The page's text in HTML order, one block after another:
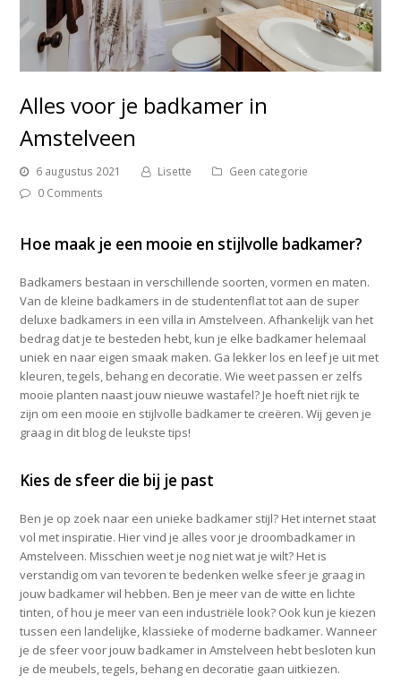
Alles voor je badkamer in
Amstelveen
6 augustus 2021 Lisette
Geen categorie
0 Comments
Hoe maak je een mooie en stijlvolle badkamer?
Badkamers bestaan in verschillende soorten, vormen en maten.
Van de kleine badkamers in de studentenflat tot aan de super
deluxe badkamers in een villa in Amstelveen. Afhankelijk van het
bedrag dat je te besteden hebt, kun je elke badkamer helemaal
uniek en naar eigen smaak maken. Ga lekker los en leef je uit met
kleuren, tegels, behang en decoratie. Wie weet passen er zelfs
mooie planten naast jouw nieuwe wastafel? Je hoeft niet rijk te
zijn om een mooie en stijlvolle badkamer te creëren. Wij geven je
graag in dit blog de leukste tips!
Kies de sfeer die bij je past
Ben je op zoek naar een unieke badkamer stijl? Het internet staat
vol met inspiratie. Hier vind je alles voor je droombadkamer in
Amstelveen. Misschien weet je nog niet wat je wilt? Het is
verstandig om van tevoren te bedenken welke sfeer je graag in
jouw badkamer wil hebben. Ben je meer van de witte en lichte
tinten, of hou je meer van een industriële look? Ook kun je kiezen
tussen een landelijke, klassieke of moderne badkamer. Wanneer
je de sfeer voor jouw badkamer in Amstelveen hebt besloten kun
je de meubels, tegels, behang en decoratie gaan uitkiezen.